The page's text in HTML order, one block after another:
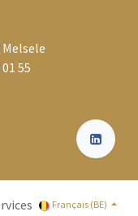
Melsele
01 55
Français (BE)